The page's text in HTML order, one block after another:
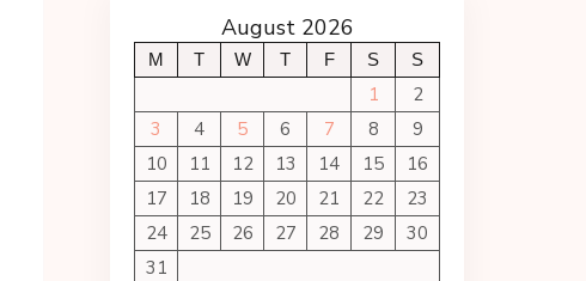
August 2026
M T W T F S S
1
2
3
4 5 6 7 8
9
10
11 12 13 14 15
16
17
18 19 20 21 22
23
24
25 26 27 28 29
30
31